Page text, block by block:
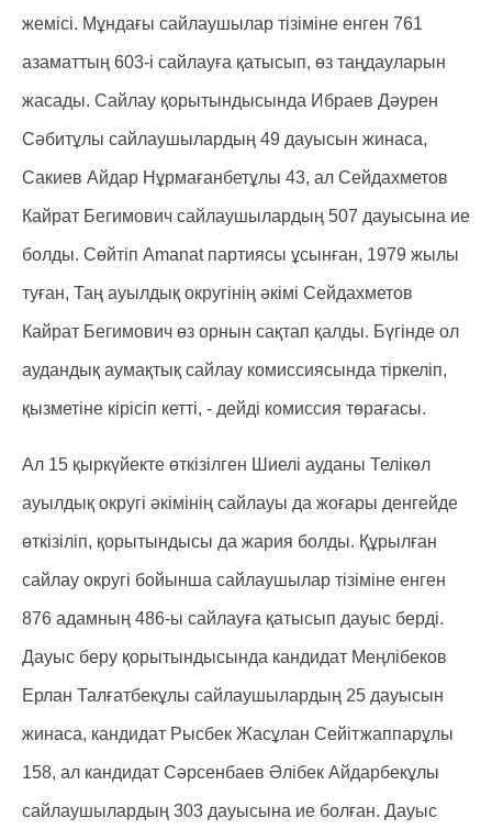
жемісі. Мұндағы сайлаушылар тізіміне енген 761
азаматтың 603-і сайлауға қатысып, өз таңдауларын
жасады. Сайлау қорытындысында Ибраев Дәурен
Сәбитұлы сайлаушылардың 49 дауысын жинаса,
Сакиев Айдар Нұрмағанбетұлы 43, ал Сейдахметов
Кайрат Бегимович сайлаушылардың 507 дауысына ие
болды. Сөйтіп Amanat партиясы ұсынған, 1979 жылы
туған, Таң ауылдық округінің әкімі Сейдахметов
Кайрат Бегимович өз орнын сақтап қалды. Бүгінде ол
аудандық аумақтық сайлау комиссиясында тіркеліп,
қызметіне кірісіп кетті, - дейді комиссия төрағасы.
Ал 15 қыркүйекте өткізілген Шиелі ауданы Телікөл
ауылдық округі әкімінің сайлауы да жоғары денгейде
өткізіліп, қорытындысы да жария болды. Құрылған
сайлау округі бойынша сайлаушылар тізіміне енген
876 адамның 486-ы сайлауға қатысып дауыс берді.
Дауыс беру қорытындысында кандидат Меңлібеков
Ерлан Талғатбекұлы сайлаушылардың 25 дауысын
жинаса, кандидат Рысбек Жасұлан Сейітжаппарұлы
158, ал кандидат Сәрсенбаев Әлібек Айдарбекұлы
сайлаушылардың 303 дауысына ие болған. Дауыс